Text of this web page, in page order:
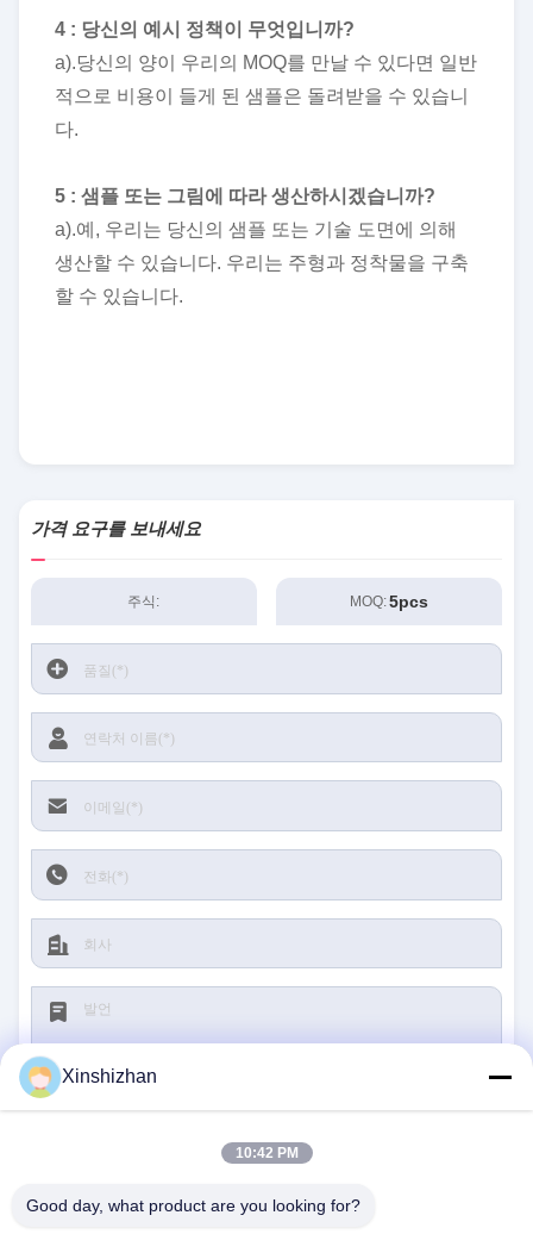
4 : 당신의 예시 정책이 무엇입니까?
a).당신의 양이 우리의 MOQ를 만날 수 있다면 일반
적으로 비용이 들게 된 샘플은 돌려받을 수 있습니
다.
5 : 샘플 또는 그림에 따라 생산하시겠습니까?
a).예, 우리는 당신의 샘플 또는 기술 도면에 의해
생산할 수 있습니다. 우리는 주형과 정착물을 구축
할 수 있습니다.
가격 요구를 보내세요
주식: MOQ:5pcs
제출
Xinshizhan
10:42 PM
Good day, what product are you looking for?